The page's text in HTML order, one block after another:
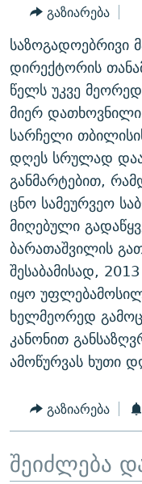
60 ᲓᲔᲪᲘᲑᲔᲚᲘ
ᲒᲐᲜᲙᲘᲗᲮᲕᲘᲡ ᲓᲦᲔ
ᲓᲘᲚᲘᲡ ᲡᲐᲣᲑᲠᲔᲑᲘ
ᲛᲝᲚᲐᲞᲐᲠᲐᲙᲔ
ᲨᲘᲜ - ᲣᲪᲮᲝᲔᲗᲨᲘ
ᲚᲘᲢᲔᲠᲐᲢᲣᲠᲣᲚᲘ
ᲐᲛᲔᲠᲘᲙᲣᲚᲘ
ᲘᲛᲞᲔᲠᲘᲐ ᲓᲐ ᲠᲐᲓᲘᲝ
ᲤᲔᲜᲝᲕᲐᲜᲘ - 2.10
ᲗᲥᲕᲔᲜᲘ
ᲞᲠᲝᲔᲥᲢᲔᲑᲘ
ᲣᲙᲠᲐᲘᲜᲐᲨᲘ
ᲓᲐᲛᲝᲣᲙᲘᲓᲔᲑᲚᲝᲑᲘᲡ
ᲩᲔᲛᲘ ᲡᲘᲙᲕᲓᲘᲚᲘᲡ
11 ᲬᲔᲚᲘ - 11 ᲐᲛᲑᲐᲕᲘ
ᲡᲐᲞᲐᲠᲚᲐᲛᲔᲜᲢᲝ
ᲑᲐᲕᲨᲕᲔᲑᲘ
5 ᲐᲛᲑᲐᲕᲘ - 20
ᲐᲒᲕᲘᲡᲢᲝᲡ ᲝᲛᲘ
ПРИВЕТ ᲙᲣᲚᲢᲣᲠᲐ
ЭХО КАВКАЗА
ᲒᲐᲛᲝᲘᲬᲔᲠᲔ
რთე/რთ-ის
გაზიარება
საზოგადოებრივი
დირექტორის
წელს უკვე
მიერ
სარჩელი
დღეს სრულად
განმარტებით,
ცნო სამეურვეო
მიღებული
ბარათაშვილის
შესაბამისად,
იყო
ხელმეორედ
კანონით
ამოწურვას ხუთი
გაზიარება
შეიძლება